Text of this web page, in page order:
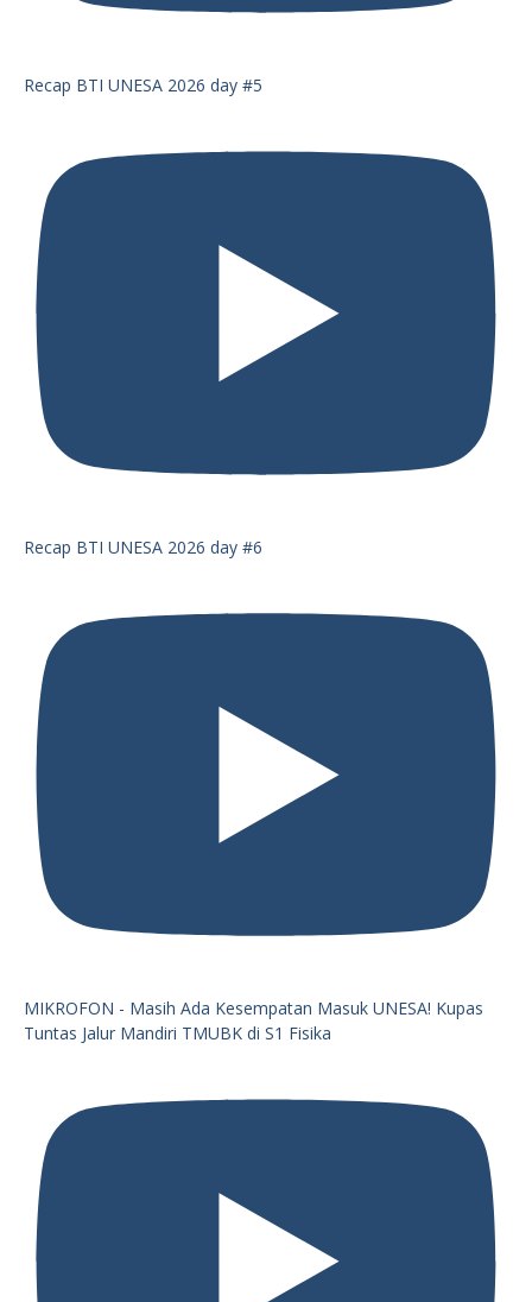
Recap BTI UNESA 2026 day #5
Recap BTI UNESA 2026 day #6
MIKROFON - Masih Ada Kesempatan Masuk UNESA! Kupas
Tuntas Jalur Mandiri TMUBK di S1 Fisika